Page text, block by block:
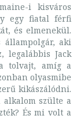
i kisváros
egy fiatal férfi
és elmenekül.
aki
legalábbis Jack
tolvajt, amíg a
olyasmibe
kikászálódni.
szülte a
És mi volt a